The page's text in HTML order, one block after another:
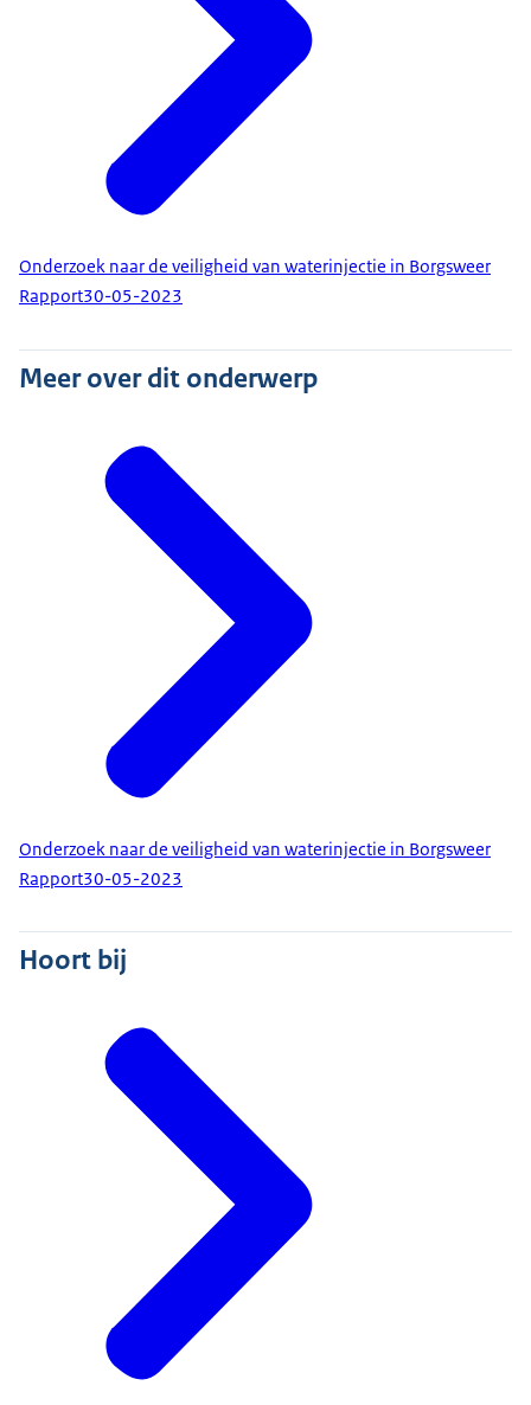
Onderzoek naar de veiligheid van waterinjectie in Borgsweer
Rapport30-05-2023
Meer over dit onderwerp
Onderzoek naar de veiligheid van waterinjectie in Borgsweer
Rapport30-05-2023
Hoort bij